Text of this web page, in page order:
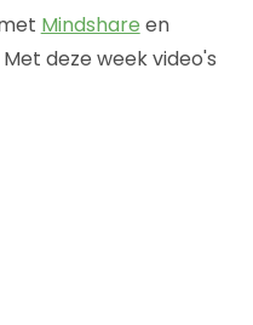
Mindshare en
deze week video's